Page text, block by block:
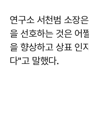
연구소 서천범 소장
을 선호하는 것은 어
을 향상하고 상표 인
다"고 말했다.